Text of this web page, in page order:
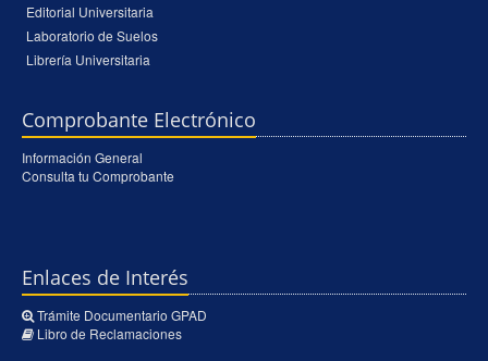
Editorial Universitaria
Laboratorio de Suelos
Librería Universitaria
Comprobante Electrónico
Información General
Consulta tu Comprobante
Enlaces de Interés
Trámite Documentario GPAD
Libro de Reclamaciones